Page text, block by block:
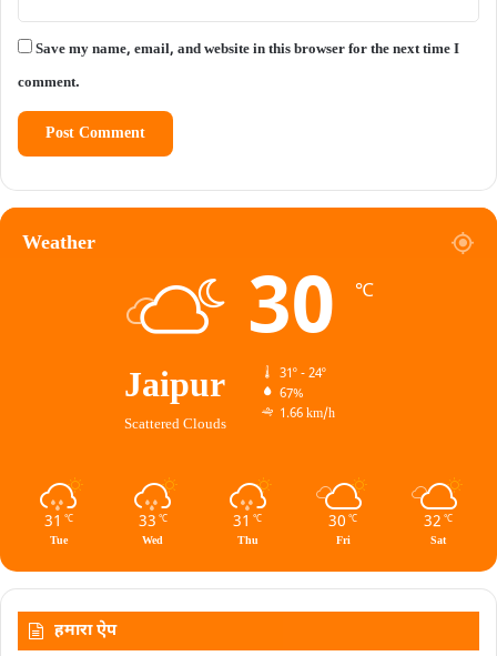
Save my name, email, and website in this browser for the next time I
comment.
Weather
Jaipur
Scattered Clouds
30 ℃
31º - 24º
67%
1.66 km/h
31 ℃
Tue
33 ℃
Wed
31 ℃
Thu
30 ℃
Fri
32 ℃
Sat
हमारा ऐप